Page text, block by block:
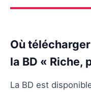
Où
la BD « Riche,
La BD est